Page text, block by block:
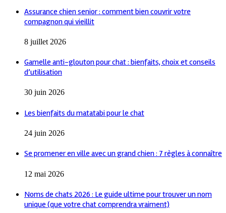
Assurance chien senior : comment bien couvrir votre
compagnon qui vieillit
8 juillet 2026
Gamelle anti-glouton pour chat : bienfaits, choix et conseils
d’utilisation
30 juin 2026
Les bienfaits du matatabi pour le chat
24 juin 2026
Se promener en ville avec un grand chien : 7 règles à connaître
12 mai 2026
Noms de chats 2026 : Le guide ultime pour trouver un nom
unique (que votre chat comprendra vraiment)